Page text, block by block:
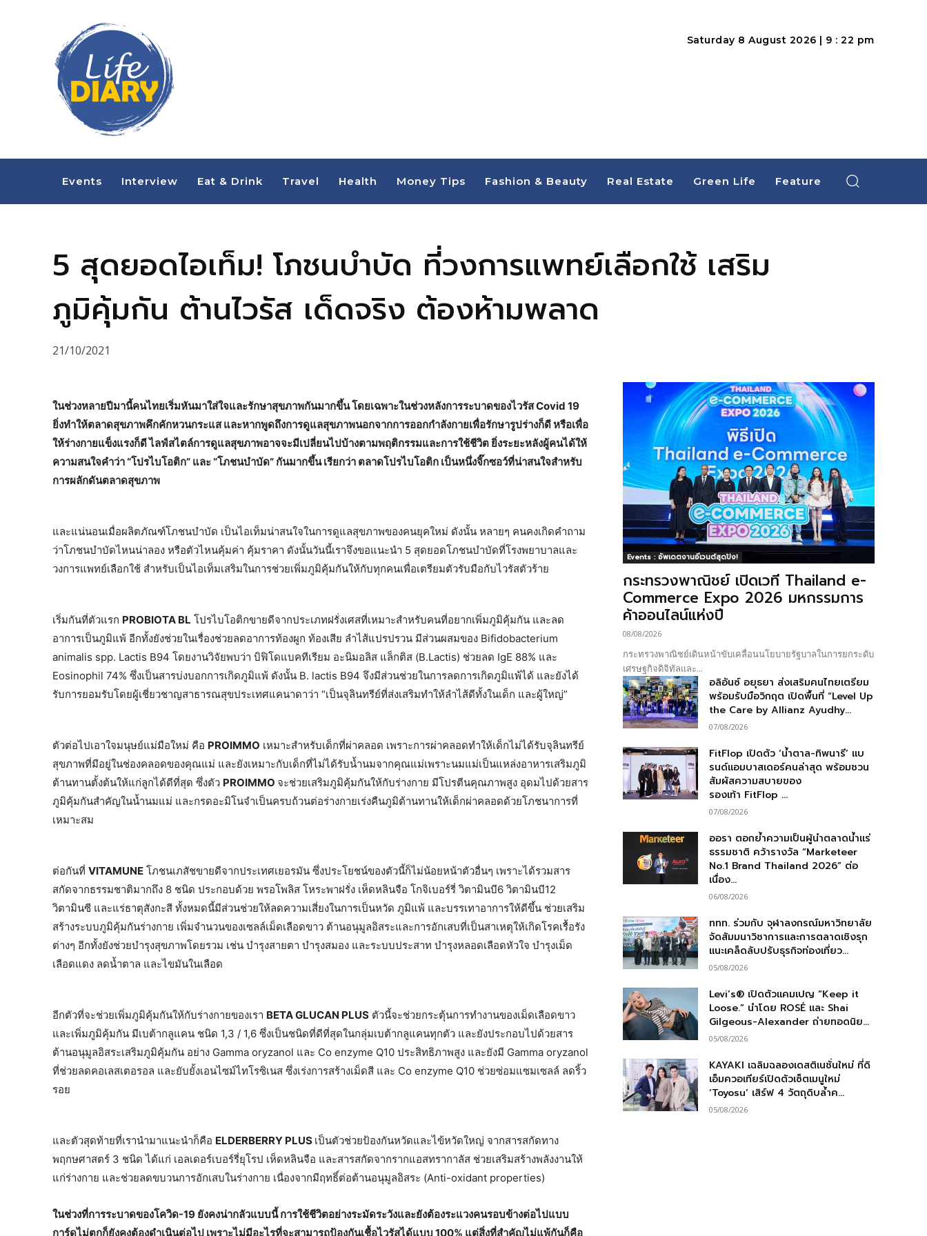
Saturday 8 August 2026 | 9 : 22 pm
Events Interview Eat & Drink Travel Health Money Tips Fashion & Beauty Real Estate Green Life Feature
5 สุดยอดไอเท็ม! โภชนบำบัด ที่วงการแพทย์เลือกใช้ เสริม
ภูมิคุ้มกัน ต้านไวรัส เด็ดจริง ต้องห้ามพลาด
21/10/2021
ในช่วงหลายปีมานี้คนไทยเริ่มหันมาใส่ใจและรักษาสุขภาพกันมากขึ้น โดยเฉพาะในช่วงหลังการระบาดของไวรัส Covid 19
ยิ่งทำให้ตลาดสุขภาพคึกคักหวนกระแส และหากพูดถึงการดูแลสุขภาพนอกจากการออกกำลังกายเพื่อรักษารูปร่างก็ดี หรือเพื่อ
ให้ร่างกายแข็งแรงก็ดี ไลฟ์สไตล์การดูแลสุขภาพอาจจะมีเปลี่ยนไปบ้างตามพฤติกรรมและการใช้ชีวิต ยิ่งระยะหลังผู้คนได้ให้
ความสนใจคำว่า “โปรไบโอติก” และ “โภชนบำบัด” กันมากขึ้น เรียกว่า ตลาดโปรไบโอติก เป็นหนึ่งจิ๊กซอว์ที่น่าสนใจสำหรับ
การผลักดันตลาดสุขภาพ
และแน่นอนเมื่อผลิตภัณฑ์โภชนบำบัด เป็นไอเท็มน่าสนใจในการดูแลสุขภาพของคนยุคใหม่ ดังนั้น หลายๆ คนคงเกิดคำถาม
ว่าโภชนบำบัดไหนน่าลอง หรือตัวไหนคุ้มค่า คุ้มราคา ดังนั้นวันนี้เราจึงขอแนะนำ 5 สุดยอดโภชนบำบัดที่โรงพยาบาลและ
วงการแพทย์เลือกใช้ สำหรับเป็นไอเท็มเสริมในการช่วยเพิ่มภูมิคุ้มกันให้กับทุกคนเพื่อเตรียมตัวรับมือกับไวรัสตัวร้าย
เริ่มกันที่ตัวแรก PROBIOTA BL โปรไบโอติกขายดีจากประเภทฝรั่งเศสที่เหมาะสำหรับคนที่อยากเพิ่มภูมิคุ้มกัน และลด
อาการเป็นภูมิแพ้ อีกทั้งยังช่วยในเรื่องช่วยลดอาการท้องผูก ท้องเสีย ลำไส้แปรปรวน มีส่วนผสมของ Bifidobacterium
animalis spp. Lactis B94 โดยงานวิจัยพบว่า บิฟิโดแบคทีเรียม อะนิมอลิส แล็กติส (B.Lactis) ช่วยลด IgE 88% และ
Eosinophil 74% ซึ่งเป็นสารบ่งบอกการเกิดภูมิแพ้ ดังนั้น B. lactis B94 จึงมีส่วนช่วยในการลดการเกิดภูมิแพ้ได้ และยังได้
รับการยอมรับโดยผู้เชี่ยวชาญสาธารณสุขประเทศแคนาดาว่า “เป็นจุลินทรีย์ที่ส่งเสริมทำให้ลำไส้ดีทั้งในเด็ก และผู้ใหญ่”
ตัวต่อไปเอาใจมนุษย์แม่มือใหม่ คือ PROIMMO เหมาะสำหรับเด็กที่ผ่าคลอด เพราะการผ่าคลอดทำให้เด็กไม่ได้รับจุลินทรีย์
สุขภาพที่มีอยู่ในช่องคลอดของคุณแม่ และยังเหมาะกับเด็กที่ไม่ได้รับน้ำนมจากคุณแม่เพราะนมแม่เป็นแหล่งอาหารเสริมภูมิ
ต้านทานตั้งต้นให้แก่ลูกได้ดีที่สุด ซึ่งตัว PROIMMO จะช่วยเสริมภูมิคุ้มกันให้กับร่างกาย มีโปรตีนคุณภาพสูง อุดมไปด้วยสาร
ภูมิคุ้มกันสำคัญในน้ำนมแม่ และกรดอะมิโนจำเป็นครบถ้วนต่อร่างกายเร่งคืนภูมิต้านทานให้เด็กผ่าคลอดด้วยโภชนาการที่
เหมาะสม
ต่อกันที่ VITAMUNE โภชนเภสัชขายดีจากประเทศเยอรมัน ซึ่งประโยชน์ของตัวนี้ก็ไม่น้อยหน้าตัวอื่นๆ เพราะได้รวมสาร
สกัดจากธรรมชาติมากถึง 8 ชนิด ประกอบด้วย พรอโพลิส โหระพาฝรั่ง เห็ดหลินจือ โกจิเบอร์รี่ วิตามินบี6 วิตามินบี12
วิตามินซี และแร่ธาตุสังกะสี ทั้งหมดนี้มีส่วนช่วยให้ลดความเสี่ยงในการเป็นหวัด ภูมิแพ้ และบรรเทาอาการให้ดีขึ้น ช่วยเสริม
สร้างระบบภูมิคุ้มกันร่างกาย เพิ่มจำนวนของเซลล์เม็ดเลือดขาว ต้านอนุมูลอิสระและการอักเสบที่เป็นสาเหตุให้เกิดโรคเรื้อรัง
ต่างๆ อีกทั้งยังช่วยบำรุงสุขภาพโดยรวม เช่น บำรุงสายตา บำรุงสมอง และระบบประสาท บำรุงหลอดเลือดหัวใจ บำรุงเม็ด
เลือดแดง ลดน้ำตาล และไขมันในเลือด
อีกตัวที่จะช่วยเพิ่มภูมิคุ้มกันให้กับร่างกายของเรา BETA GLUCAN PLUS ตัวนี้จะช่วยกระตุ้นการทำงานของเม็ดเลือดขาว
และเพิ่มภูมิคุ้มกัน มีเบต้ากลูแคน ชนิด 1,3 / 1,6 ซึ่งเป็นชนิดที่ดีที่สุดในกลุ่มเบต้ากลูแคนทุกตัว และยังประกอบไปด้วยสาร
ต้านอนุมูลอิสระเสริมภูมิคุ้มกัน อย่าง Gamma oryzanol และ Co enzyme Q10 ประสิทธิภาพสูง และยังมี Gamma oryzanol
ที่ช่วยลดคอเลสเตอรอล และยับยั้งเอนไซม์ไทโรซิเนส ซึ่งเร่งการสร้างเม็ดสี และ Co enzyme Q10 ช่วยซ่อมแซมเซลล์ ลดริ้ว
รอย
และตัวสุดท้ายที่เรานำมาแนะนำก็คือ ELDERBERRY PLUS เป็นตัวช่วยป้องกันหวัดและไข้หวัดใหญ่ จากสารสกัดทาง
พฤกษศาสตร์ 3 ชนิด ได้แก่ เอลเดอร์เบอร์รี่ยุโรป เห็ดหลินจือ และสารสกัดจากรากแอสทรากาลัส ช่วยเสริมสร้างพลังงานให้
แก่ร่างกาย และช่วยลดขบวนการอักเสบในร่างกาย เนื่องจากมีฤทธิ์ต่อต้านอนุมูลอิสระ (Anti-oxidant properties)
ในช่วงที่การระบาดของโควิด-19 ยังคงน่ากลัวแบบนี้ การใช้ชีวิตอย่างระมัดระวังและยังต้องระแวงคนรอบข้างต่อไปแบบ
การ์ดไม่ตกก็ยังคงต้องดำเนินต่อไป เพราะไม่มีอะไรที่จะสามารถป้องกันเชื้อไวรัสได้แบบ 100% แต่สิ่งที่สำคัญไม่แพ้กันก็คือ
Events : อัพเดตงานอีเวนต์สุดปัง!
กระทรวงพาณิชย์ เปิดเวที Thailand e-
Commerce Expo 2026 มหกรรมการ
ค้าออนไลน์แห่งปี
08/08/2026
กระทรวงพาณิชย์เดินหน้าขับเคลื่อนนโยบายรัฐบาลในการยกระดับ
เศรษฐกิจดิจิทัลและ...
อลิอันซ์ อยุธยา ส่งเสริมคนไทยเตรียม
พร้อมรับมือวิกฤต เปิดพื้นที่ “Level Up
the Care by Allianz Ayudhy...
07/08/2026
FitFlop เปิดตัว ‘น้ำตาล-ทิพนารี’ แบ
รนด์แอมบาสเดอร์คนล่าสุด พร้อมชวน
สัมผัสความสบายของ
รองเท้า FitFlop ...
07/08/2026
ออรา ตอกย้ำความเป็นผู้นำตลาดน้ำแร่
ธรรมชาติ คว้ารางวัล “Marketeer
No.1 Brand Thailand 2026” ต่อ
เนื่อง...
06/08/2026
ททท. ร่วมกับ จุฬาลงกรณ์มหาวิทยาลัย
จัดสัมมนาวิชาการและการตลาดเชิงรุก
แนะเคล็ดลับปรับธุรกิจท่องเที่ยว...
05/08/2026
Levi’s® เปิดตัวแคมเปญ “Keep it
Loose.” นำโดย ROSÉ และ Shai
Gilgeous-Alexander ถ่ายทอดนิย...
05/08/2026
KAYAKI เฉลิมฉลองเดสติเนชั่นใหม่ ที่ดิ
เอ็มควอเทียร์เปิดตัวเซ็ตเมนูใหม่
‘Toyosu’ เสิร์ฟ 4 วัตถุดิบล้ำค...
05/08/2026